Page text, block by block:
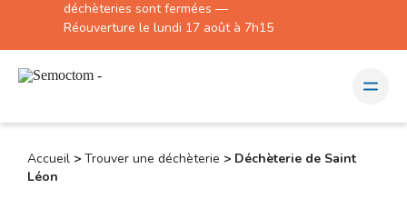
déchèteries sont fermées —
Réouverture le lundi 17 août à 7h15
Accueil > Trouver une déchèterie > Déchèterie de Saint
Léon